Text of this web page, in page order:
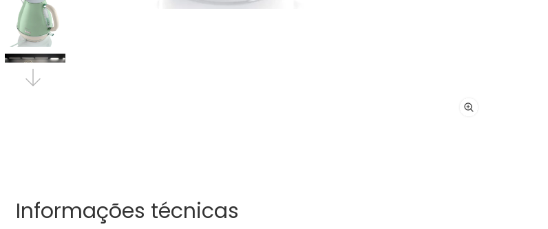
Informações técnicas